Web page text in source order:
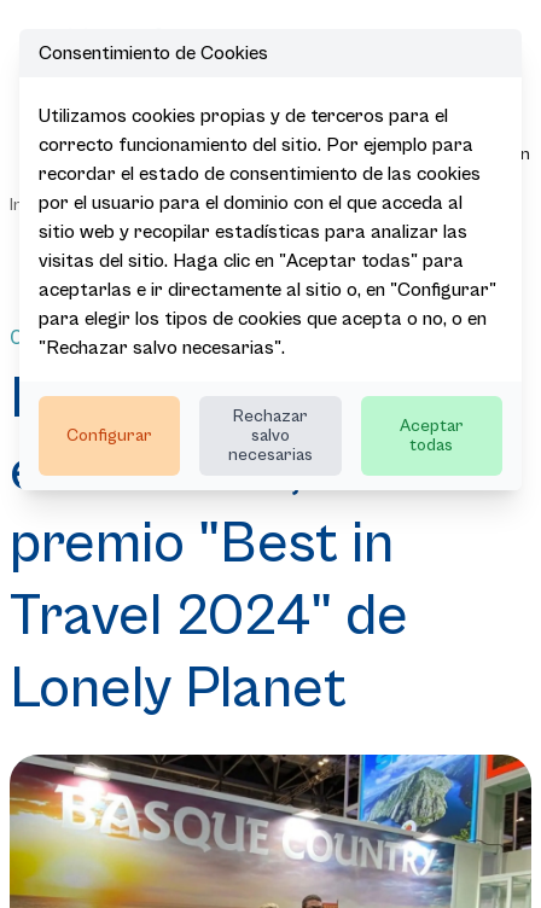
Inicio
Sala de
| Actualidad Noticias |
Euskadi
recoge hoy, en
Londres, el
premio "Best
in Travel
2024" de
Lonely Planet
07.11.2023
Euskadi recoge hoy,
en Londres, el
premio "Best in
Travel 2024" de
Lonely Planet
Consentimiento de Cookies
Utilizamos cookies propias y de terceros para el
correcto funcionamiento del sitio. Por ejemplo para
recordar el estado de consentimiento de las cookies
por el usuario para el dominio con el que acceda al
sitio web y recopilar estadísticas para analizar las
visitas del sitio. Haga clic en "Aceptar todas" para
aceptarlas e ir directamente al sitio o, en "Configurar"
para elegir los tipos de cookies que acepta o no, o en
"Rechazar salvo necesarias".
Configurar
Rechazar
salvo
necesarias
Aceptar
todas